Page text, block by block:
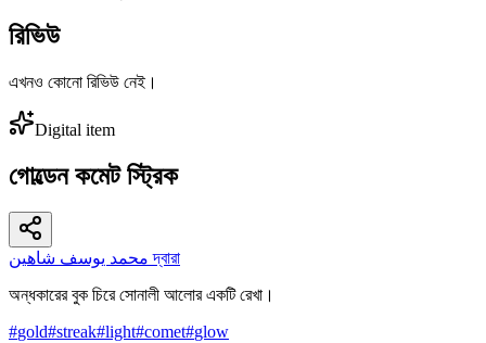
রিভিউ
এখনও কোনো রিভিউ নেই।
Digital item
গোল্ডেন কমেট স্ট্রিক
محمد يوسف شاهين দ্বারা
অন্ধকারের বুক চিরে সোনালী আলোর একটি রেখা।
#gold#streak#light#comet#glow